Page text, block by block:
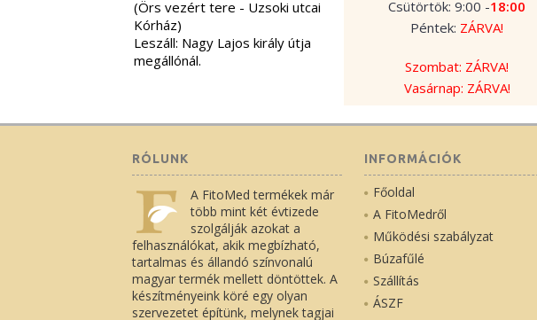
(Örs vezért tere - Uzsoki utcai
Kórház)
Leszáll: Nagy Lajos király útja
megállónál.
Csütörtök: 9:00 -18:00
Péntek: ZÁRVA!
Szombat: ZÁRVA!
Vasárnap: ZÁRVA!
RÓLUNK
A FitoMed termékek már
több mint két évtizede
szolgálják azokat a
felhasználókat, akik megbízható,
tartalmas és állandó színvonalú
magyar termék mellett döntöttek. A
készítményeink köré egy olyan
szervezetet építünk, melynek tagjai
INFORMÁCIÓK
Főoldal
A FitoMedről
Működési szabályzat
Búzafűlé
Szállítás
ÁSZF